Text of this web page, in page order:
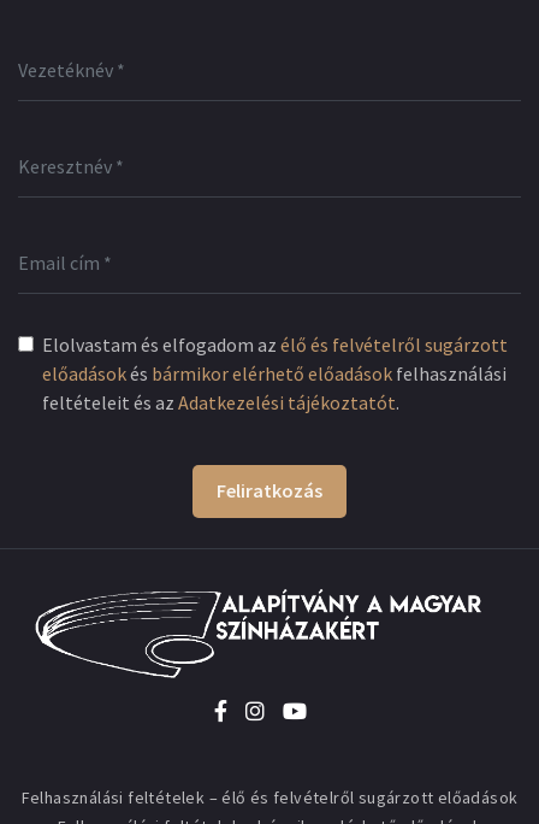
Elolvastam és elfogadom az élő és felvételről sugárzott
előadásokés bármikor elérhető előadások felhasználási
feltételeit és az Adatkezelési tájékoztatót.
Feliratkozás
Felhasználási feltételek – élő és felvételről sugárzott előadások